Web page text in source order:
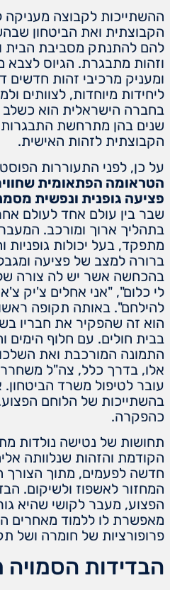
ההשתייכות לקבוצה
הקבוצתית ואת הביטחון
להם להתנתק מסביבת הבית
וזהות מתבגרת. הגיוס
ומעניק מרכיבי זהות
ליחידות מיוחדות, לצוותים
בחברה הישראלית הוא
שנים בהן מתרחשת התבגרות
הקבוצתית לזהות האישית.
על כן, לפני התעוררות
הטראומה הפתאומית
פציעה גופנית ונפשית
שבר בין עולם אחד לעולם
בתהליך ארוך ומורכב.
מתפקד, בעל יכולות גופניות
ברורה למצב של פציעה
בהכחשה אשר יש לה צורה
לי כלום", "אני אחלים צ'יק
להילחם". באותה תקופה
הוא זה שהפקיר את חבריו
בבית חולים. עם חלוף הימים
התמונה המורכבת ואת
אלו, בדרך כלל, צה"ל משחרר
עובר לטיפול משרד
בהשתייכות של הלוחם
כהפקרה.
תחושות של נטישה נולדות
הקודמת והזהות שנלוותה
חדשה לפעמים, מתוך הצורך
המחזור לאשפוז ולשיקום.
הפצוע, מעבר לקושי שהיא
מאפשרת לו ללמוד מאחרים
פרופורציות של חומרה ושל
הבדידות הסמויה